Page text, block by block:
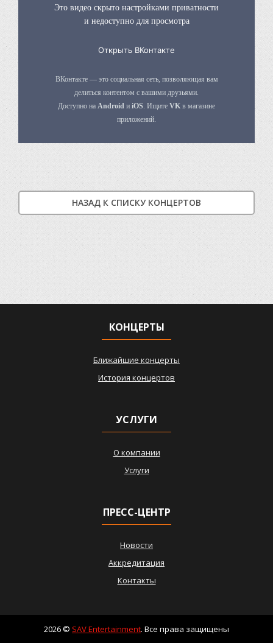
НАЗАД К СПИСКУ КОНЦЕРТОВ
КОНЦЕРТЫ
Ближайшие концерты
История концертов
УСЛУГИ
О компании
Услуги
ПРЕСС-ЦЕНТР
Новости
Аккредитация
Контакты
2026 © SAV Entertainment. Все права защищены